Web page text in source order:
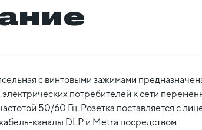
с винтовыми зажимами
потребителей к сети
50/60 Гц. Розетка поставляется с
каналы DLP и Metra посредством